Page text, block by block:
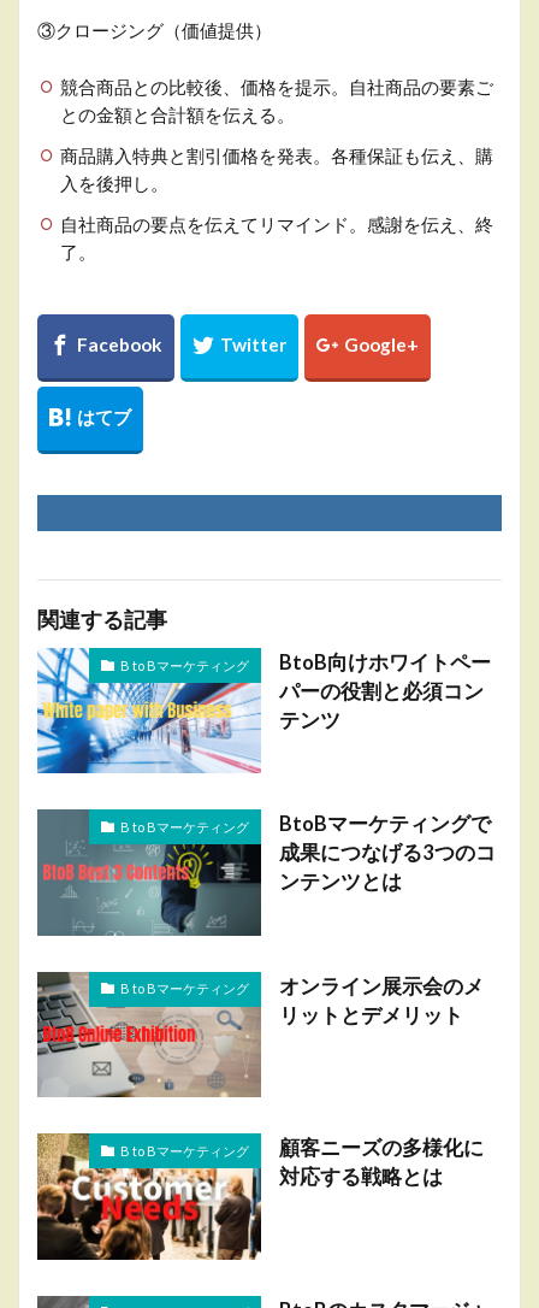
③クロージング（価値提供）
競合商品との比較後、価格を提示。自社商品の要素ご
との金額と合計額を伝える。
商品購入特典と割引価格を発表。各種保証も伝え、購
入を後押し。
自社商品の要点を伝えてリマインド。感謝を伝え、終
了。
関連する記事
B to Bマーケティング
BtoB向けホワイトペー
パーの役割と必須コン
テンツ
B to Bマーケティング
BtoBマーケティングで
成果につなげる3つのコ
ンテンツとは
B to Bマーケティング
オンライン展示会のメ
リットとデメリット
B to Bマーケティング
顧客ニーズの多様化に
対応する戦略とは